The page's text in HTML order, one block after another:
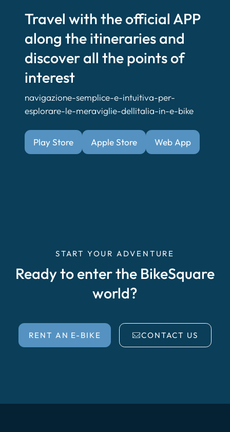
Travel with the official APP
along the itineraries and
discover all the points of
interest
navigazione-semplice-e-intuitiva-per-
esplorare-le-meraviglie-dellitalia-in-e-bike
Play Store Apple Store Web App
START YOUR ADVENTURE
Ready to enter the BikeSquare
world?
RENT AN E-BIKE CONTACT US